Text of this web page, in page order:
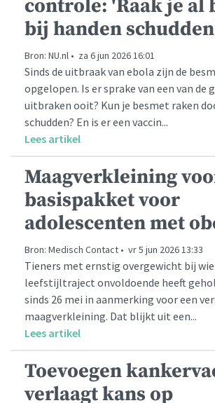
controle: 'Raak je al
bij handen
Bron: NU.nl • za 6 jun 2026 16:01
Sinds de uitbraak van ebola zijn de
opgelopen. Is er sprake van een van
uitbraken ooit? Kun je besmet raken
schudden? En is er een vaccin...
Lees artikel
Maagverkleining
basispakket voor
adolescenten met
Bron: Medisch Contact • vr 5 jun 2026 13:33
Tieners met ernstig overgewicht bij
leefstijltraject onvoldoende heeft
sinds 26 mei in aanmerking voor een
maagverkleining. Dat blijkt uit een...
Lees artikel
Toevoegen
verlaagt kans op